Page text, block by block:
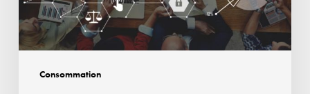
Consommation
rétractation
pour
les
contrats